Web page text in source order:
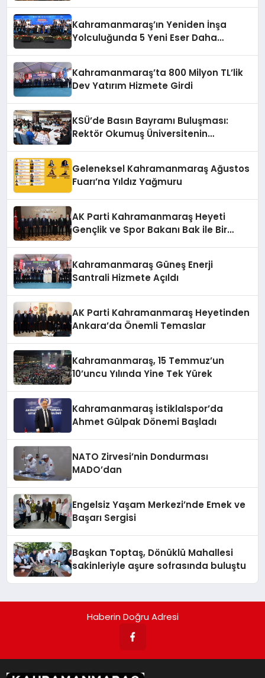
Kahramanmaraş’ın Yeniden İnşa
Yolculuğunda 5 Yeni Eser Daha
Kahramanmaraş’ta 800 Milyon TL’lik
Dev Yatırım Hizmete Girdi
KSÜ’de Basın Bayramı Buluşması:
Rektör Okumuş Üniversitenin
Geleneksel Kahramanmaraş Ağustos
Fuarı’na Yıldız Yağmuru
AK Parti Kahramanmaraş Heyeti
Gençlik ve Spor Bakanı Bak ile Bir
Kahramanmaraş Güneş Enerji
Santrali Hizmete Açıldı
AK Parti Kahramanmaraş Heyetinden
Ankara’da Önemli Temaslar
Kahramanmaraş, 15 Temmuz’un
10’uncu Yılında Yine Tek Yürek
Kahramanmaraş İstiklalspor’da
Ahmet Gülpak Dönemi Başladı
NATO Zirvesi’nin Dondurması
MADO’dan
Engelsiz Yaşam Merkezi’nde Emek ve
Başarı Sergisi
Başkan Toptaş, Dönüklü Mahallesi
sakinleriyle aşure sofrasında buluştu
Haberin Doğru Adresi